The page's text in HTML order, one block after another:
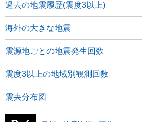
過去の地震履歴(震度3以上)
海外の大きな地震
震源地ごとの地震発生回数
震度3以上の地域別観測回数
震央分布図